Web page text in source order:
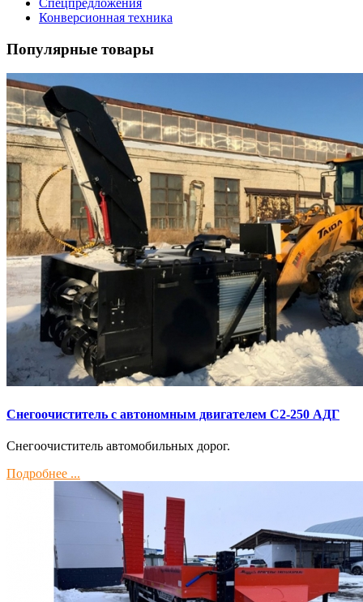
Конверсионная техника
Популярные товары
Снегоочиститель с автономным двигателем С2-250 АДГ
Снегоочиститель автомобильных дорог.
Подробнее ...